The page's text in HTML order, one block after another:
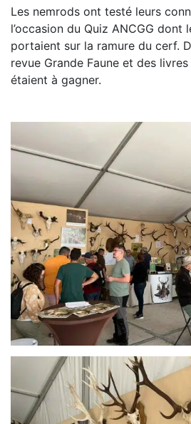
Les nemrods ont testé leurs
l’occasion du Quiz ANCGG dont
portaient sur la ramure du cerf.
revue Grande Faune et des
étaient à gagner.